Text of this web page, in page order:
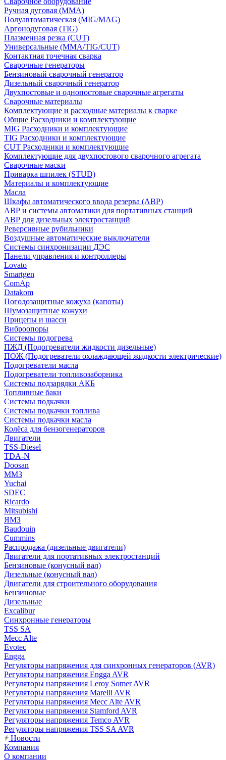
Ручная дуговая (MMA)
Полуавтоматическая (MIG/MAG)
Аргонодуговая (TIG)
Плазменная резка (CUT)
Универсальные (MMA/TIG/CUT)
Контактная точечная сварка
Сварочные генераторы
Бензиновый сварочный генератор
Дизельный сварочный генератор
Двухпостовые и однопостовые сварочные агрегаты
Сварочные материалы
Комплектующие и расходные материалы к сварке
Общие Расходники и комплектующие
MIG Расходники и комплектующие
TIG Расходники и комплектующие
CUT Расходники и комплектующие
Комплектующие для двухпостового сварочного агрегата
Сварочные маски
Приварка шпилек (STUD)
Материалы и комплектующие
Масла
Шкафы автоматического ввода резерва (АВР)
АВР и системы автоматики для портативных станций
АВР для дизельных электростанций
Реверсивные рубильники
Воздушные автоматические выключатели
Системы синхронизации ДЭС
Панели управления и контроллеры
Lovato
Smartgen
ComAp
Datakom
Погодозащитные кожуха (капоты)
Шумозащитные кожухи
Прицепы и шасси
Виброопоры
Системы подогрева
ПЖД (Подогреватели жидкости дизельные)
ПОЖ (Подогреватели охлаждающей жидкости электрические)
Подогреватели масла
Подогреватели топливозаборника
Системы подзарядки АКБ
Топливные баки
Системы подкачки
Системы подкачки топлива
Системы подкачки масла
Колёса для бензогенераторов
Двигатели
TSS-Diesel
TDA-N
Doosan
ММЗ
Yuchai
SDEC
Ricardo
Mitsubishi
ЯМЗ
Baudouin
Cummins
Распродажа (дизельные двигатели)
Двигатели для портативных электростанций
Бензиновые (конусный вал)
Дизельные (конусный вал)
Двигатели для строительного оборудования
Бензиновые
Дизельные
Excalibur
Синхронные генераторы
TSS SA
Mecc Alte
Evotec
Engga
Регуляторы напряжения для синхронных генераторов (AVR)
Регуляторы напряжения Engga AVR
Регуляторы напряжения Leroy Somer AVR
Регуляторы напряжения Marelli AVR
Регуляторы напряжения Mecc Alte AVR
Регуляторы напряжения Stamford AVR
Регуляторы напряжения Temco AVR
Регуляторы напряжения TSS SA AVR
Новости
Компания
О компании